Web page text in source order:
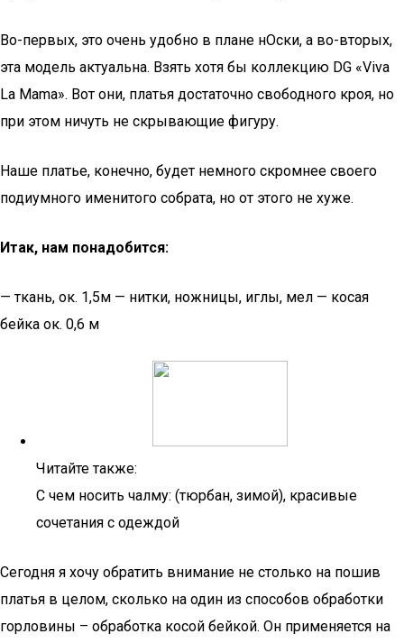
Во-первых, это очень удобно в плане нОски, а во-вторых,
эта модель актуальна. Взять хотя бы коллекцию DG «Viva
La Mama». Вот они, платья достаточно свободного кроя, но
при этом ничуть не скрывающие фигуру.
Наше платье, конечно, будет немного скромнее своего
подиумного именитого собрата, но от этого не хуже.
Итак, нам понадобится:
— ткань, ок. 1,5м — нитки, ножницы, иглы, мел — косая
бейка ок. 0,6 м
Читайте также:
С чем носить чалму: (тюрбан, зимой), красивые
сочетания с одеждой
Сегодня я хочу обратить внимание не столько на пошив
платья в целом, сколько на один из способов обработки
горловины – обработка косой бейкой. Он применяется на